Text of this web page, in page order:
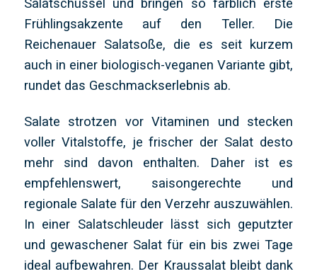
Salatschüssel und bringen so farblich erste
Frühlingsakzente auf den Teller. Die
Reichenauer Salatsoße, die es seit kurzem
auch in einer biologisch-veganen Variante gibt,
rundet das Geschmackserlebnis ab.
Salate strotzen vor Vitaminen und stecken
voller Vitalstoffe, je frischer der Salat desto
mehr sind davon enthalten. Daher ist es
empfehlenswert, saisongerechte und
regionale Salate für den Verzehr auszuwählen.
In einer Salatschleuder lässt sich geputzter
und gewaschener Salat für ein bis zwei Tage
ideal aufbewahren. Der Kraussalat bleibt dank